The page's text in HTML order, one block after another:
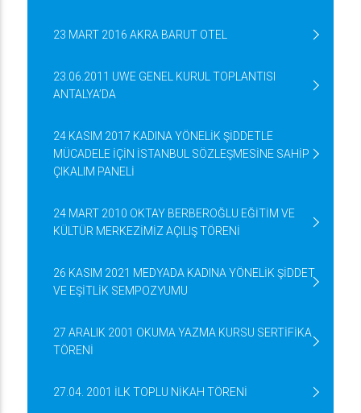
23 MART 2016 AKRA BARUT OTEL
23.06.2011 UWE GENEL KURUL TOPLANTISI
ANTALYA’DA
24 KASIM 2017 KADINA YÖNELİK ŞİDDETLE
MÜCADELE İÇİN İSTANBUL SÖZLEŞMESİNE SAHİP
ÇIKALIM PANELİ
24 MART 2010 OKTAY BERBEROĞLU EĞİTİM VE
KÜLTÜR MERKEZİMİZ AÇILIŞ TÖRENİ
26 KASIM 2021 MEDYADA KADINA YÖNELİK ŞİDDET
VE EŞİTLİK SEMPOZYUMU
27 ARALIK 2001 OKUMA YAZMA KURSU SERTİFİKA
TÖRENİ
27.04. 2001 İLK TOPLU NİKAH TÖRENİ